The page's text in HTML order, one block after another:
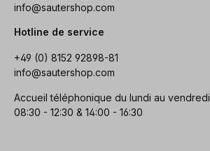
info@sautershop.com
Hotline de service
+49 (0) 8152 92898-81
info@sautershop.com
Accueil téléphonique du lundi au vendredi
08:30 - 12:30 & 14:00 - 16:30